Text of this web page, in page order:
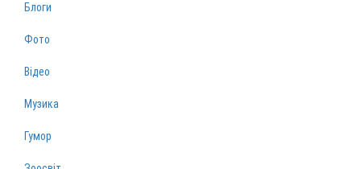
Блоги
Фото
Відео
Музика
Гумор